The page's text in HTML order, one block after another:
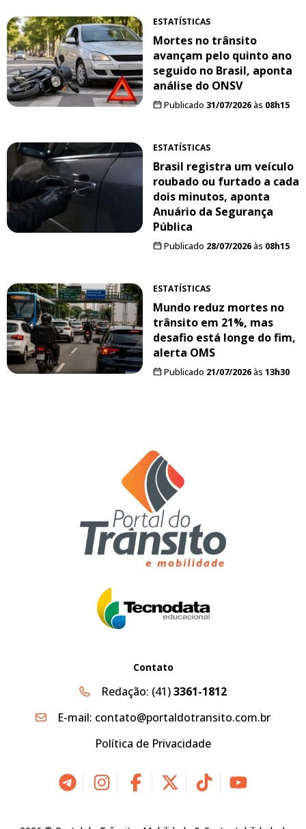
ESTATÍSTICAS
Mortes no trânsito
avançam pelo quinto ano
seguido no Brasil, aponta
análise do ONSV
Publicado 31/07/2026às 08h15
ESTATÍSTICAS
Brasil registra um veículo
roubado ou furtado a cada
dois minutos, aponta
Anuário da Segurança
Pública
Publicado 28/07/2026às 08h15
ESTATÍSTICAS
Mundo reduz mortes no
trânsito em 21%, mas
desafio está longe do fim,
alerta OMS
Publicado 21/07/2026às 13h30
Contato
Redação: (41)3361-1812
E-mail: contato@portaldotransito.com.br
Política de Privacidade